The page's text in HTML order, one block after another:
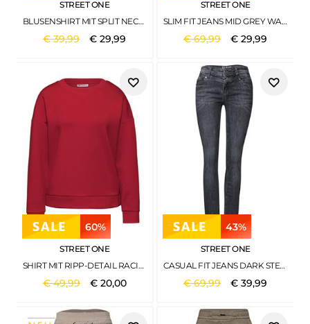
STREET ONE
BLUSENSHIRT MIT SPLIT NECK UND SMOKDETAIL MAGENTA DREAM
€39,99 €29,99
STREET ONE
SLIM FIT JEANS MID GREY WASHED
€69,99 €29,99
60%
STREET ONE
SHIRT MIT RIPP-DETAIL RACING RED MEL.
€49,99 € 20,00
43%
STREET ONE
CASUAL FIT JEANS DARK STEEL GREY WASHED
€69,99 €39,99